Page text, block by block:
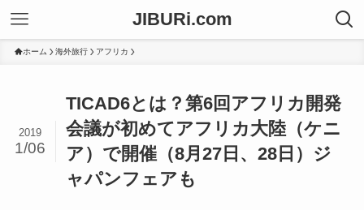
JIBURi.com
ホーム 海外旅行 アフリカ
TICAD6とは？第6回アフリカ開発
会議が初めてアフリカ大陸（ケニ
ア）で開催（8月27日、28日）ジ
ャパンフェアも
2019
1/06